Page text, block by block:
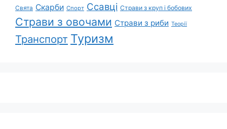
Свята Скарби Спорт Ссавці Страви з круп і бобових
Страви з овочами Страви з риби Теорії
Транспорт Туризм